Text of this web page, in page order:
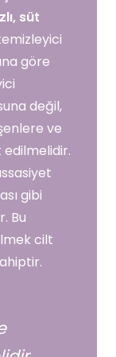
süt
göre
değil,
ve
gibi
Bu
cilt